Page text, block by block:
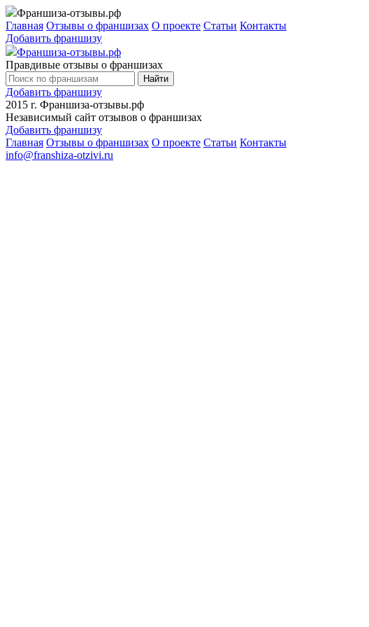
Франшиза-отзывы.рф
Главная Отзывы о франшизах О проекте Статьи Контакты
Добавить франшизу
Франшиза-отзывы.рф
Правдивые отзывы о франшизах
Найти
Добавить франшизу
2015 г. Франшиза-отзывы.рф
Независимый сайт отзывов о франшизах
Добавить франшизу
Главная Отзывы о франшизах О проекте Статьи Контакты
info@franshiza-otzivi.ru